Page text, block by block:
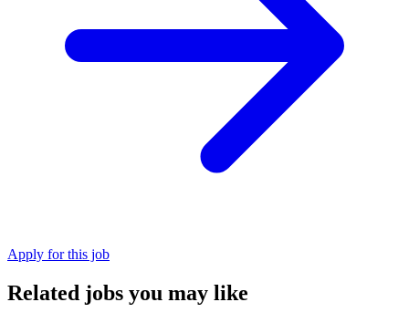
Apply for this job
Related jobs you may like